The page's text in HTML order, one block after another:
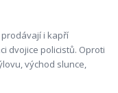
i kapří
dvojice policistů. Oproti
východ slunce,